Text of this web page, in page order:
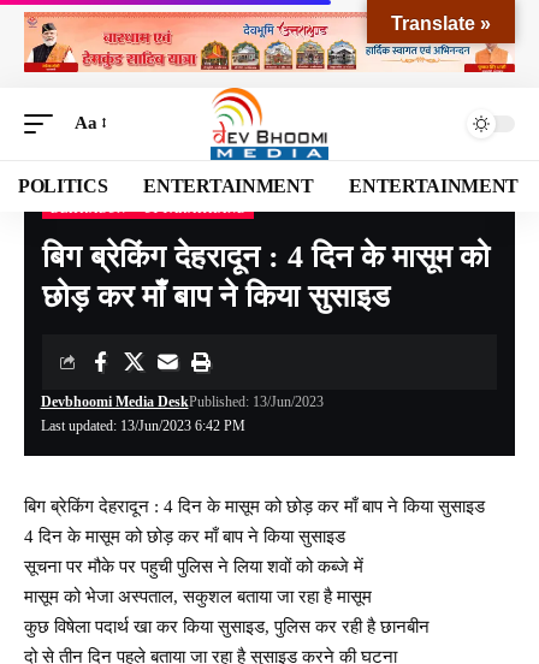
Aa
POLITICS ENTERTAINMENT ENTERTAINMENT
Devbhoomi Media>Blog>NATIONAL UTTARAKHAND >DEHRADUN>
बिग ब्रेकिंग देहरादून : 4 दिन के मासूम को
छोड़ कर माँ बाप ने किया सुसाइड
Last updated: 13/Jun/2023 6:42 PM
Devbhoomi Media DeskPublished: 13/Jun/2023
बिग ब्रेकिंग देहरादून : 4 दिन के मासूम को छोड़ कर माँ बाप ने किया सुसाइड
4 दिन के मासूम को छोड़ कर माँ बाप ने किया सुसाइड
सूचना पर मौके पर पहुची पुलिस ने लिया शवों को कब्जे में
मासूम को भेजा अस्पताल, सकुशल बताया जा रहा है मासूम
कुछ विषेला पदार्थ खा कर किया सुसाइड, पुलिस कर रही है छानबीन
दो से तीन दिन पहले बताया जा रहा है सुसाइड करने की घटना
Translate »